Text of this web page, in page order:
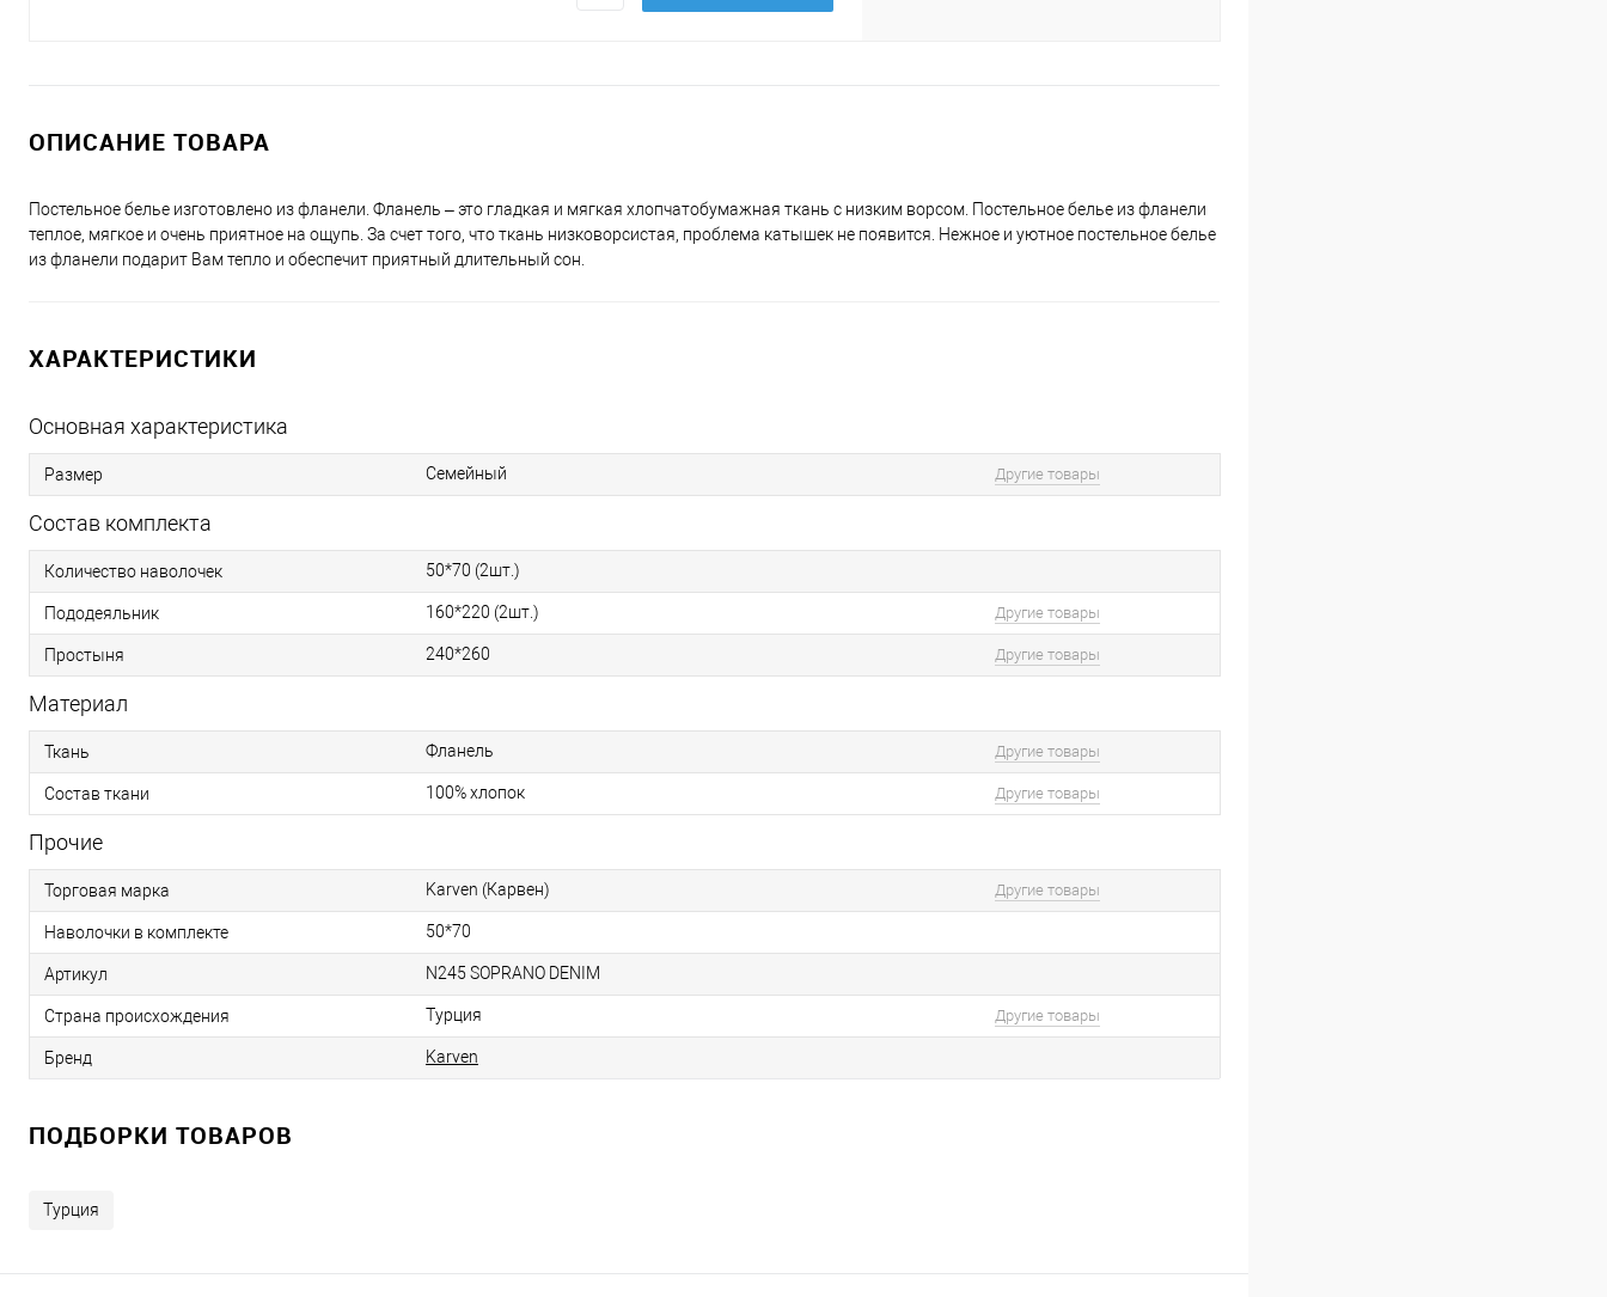
ОПИСАНИЕ ТОВАРА
Постельное белье изготовлено из фланели. Фланель – это гладкая и мягкая хлопчатобумажная ткань с низким ворсом. Постельное белье из фланели
теплое, мягкое и очень приятное на ощупь. За счет того, что ткань низковорсистая, проблема катышек не появится. Нежное и уютное постельное белье
из фланели подарит Вам тепло и обеспечит приятный длительный сон.
ХАРАКТЕРИСТИКИ
Основная характеристика
Размер Семейный Другие товары
Состав комплекта
Количество наволочек 50*70 (2шт.)
Пододеяльник 160*220 (2шт.) Другие товары
Простыня 240*260 Другие товары
Материал
Ткань Фланель Другие товары
Состав ткани 100% хлопок Другие товары
Прочие
Торговая марка Karven (Карвен) Другие товары
Наволочки в комплекте 50*70
Артикул N245 SOPRANO DENIM
Страна происхождения Турция Другие товары
Бренд Karven
ПОДБОРКИ ТОВАРОВ
Турция